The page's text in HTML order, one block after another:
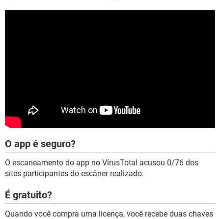
O app é seguro?
O escaneamento do app no VírusTotal acusou 0/76 dos
sites participantes do escâner realizado.
É gratuito?
Quando você compra uma licença, você recebe duas chaves